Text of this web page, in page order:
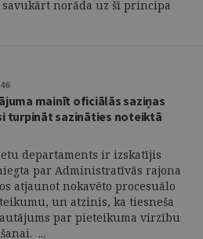
savukārt norāda uz šī principa
mainīt oficiālās saziņas
turpināt sazināties noteiktā
departaments ir izskatījis
par Administratīvās rajona
atjaunot nokavēto procesuālo
un atzinis, ka tiesneša
par pieteikuma virzību
...